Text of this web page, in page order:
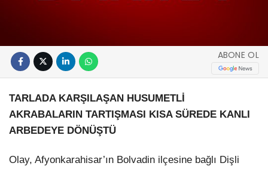
ABONE OL
TARLADA KARŞILAŞAN HUSUMETLİ
AKRABALARIN TARTIŞMASI KISA SÜREDE KANLI
ARBEDEYE DÖNÜŞTÜ
Olay, Afyonkarahisar’ın Bolvadin ilçesine bağlı Dişli